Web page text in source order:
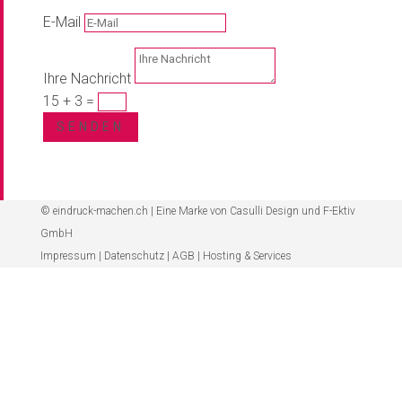
E-Mail
Ihre Nachricht
15 + 3 =
SENDEN
© eindruck-machen.ch | Eine Marke von Casulli Design und F-Ektiv
GmbH
Impressum
Datenschutz| AGB Hosting & Services